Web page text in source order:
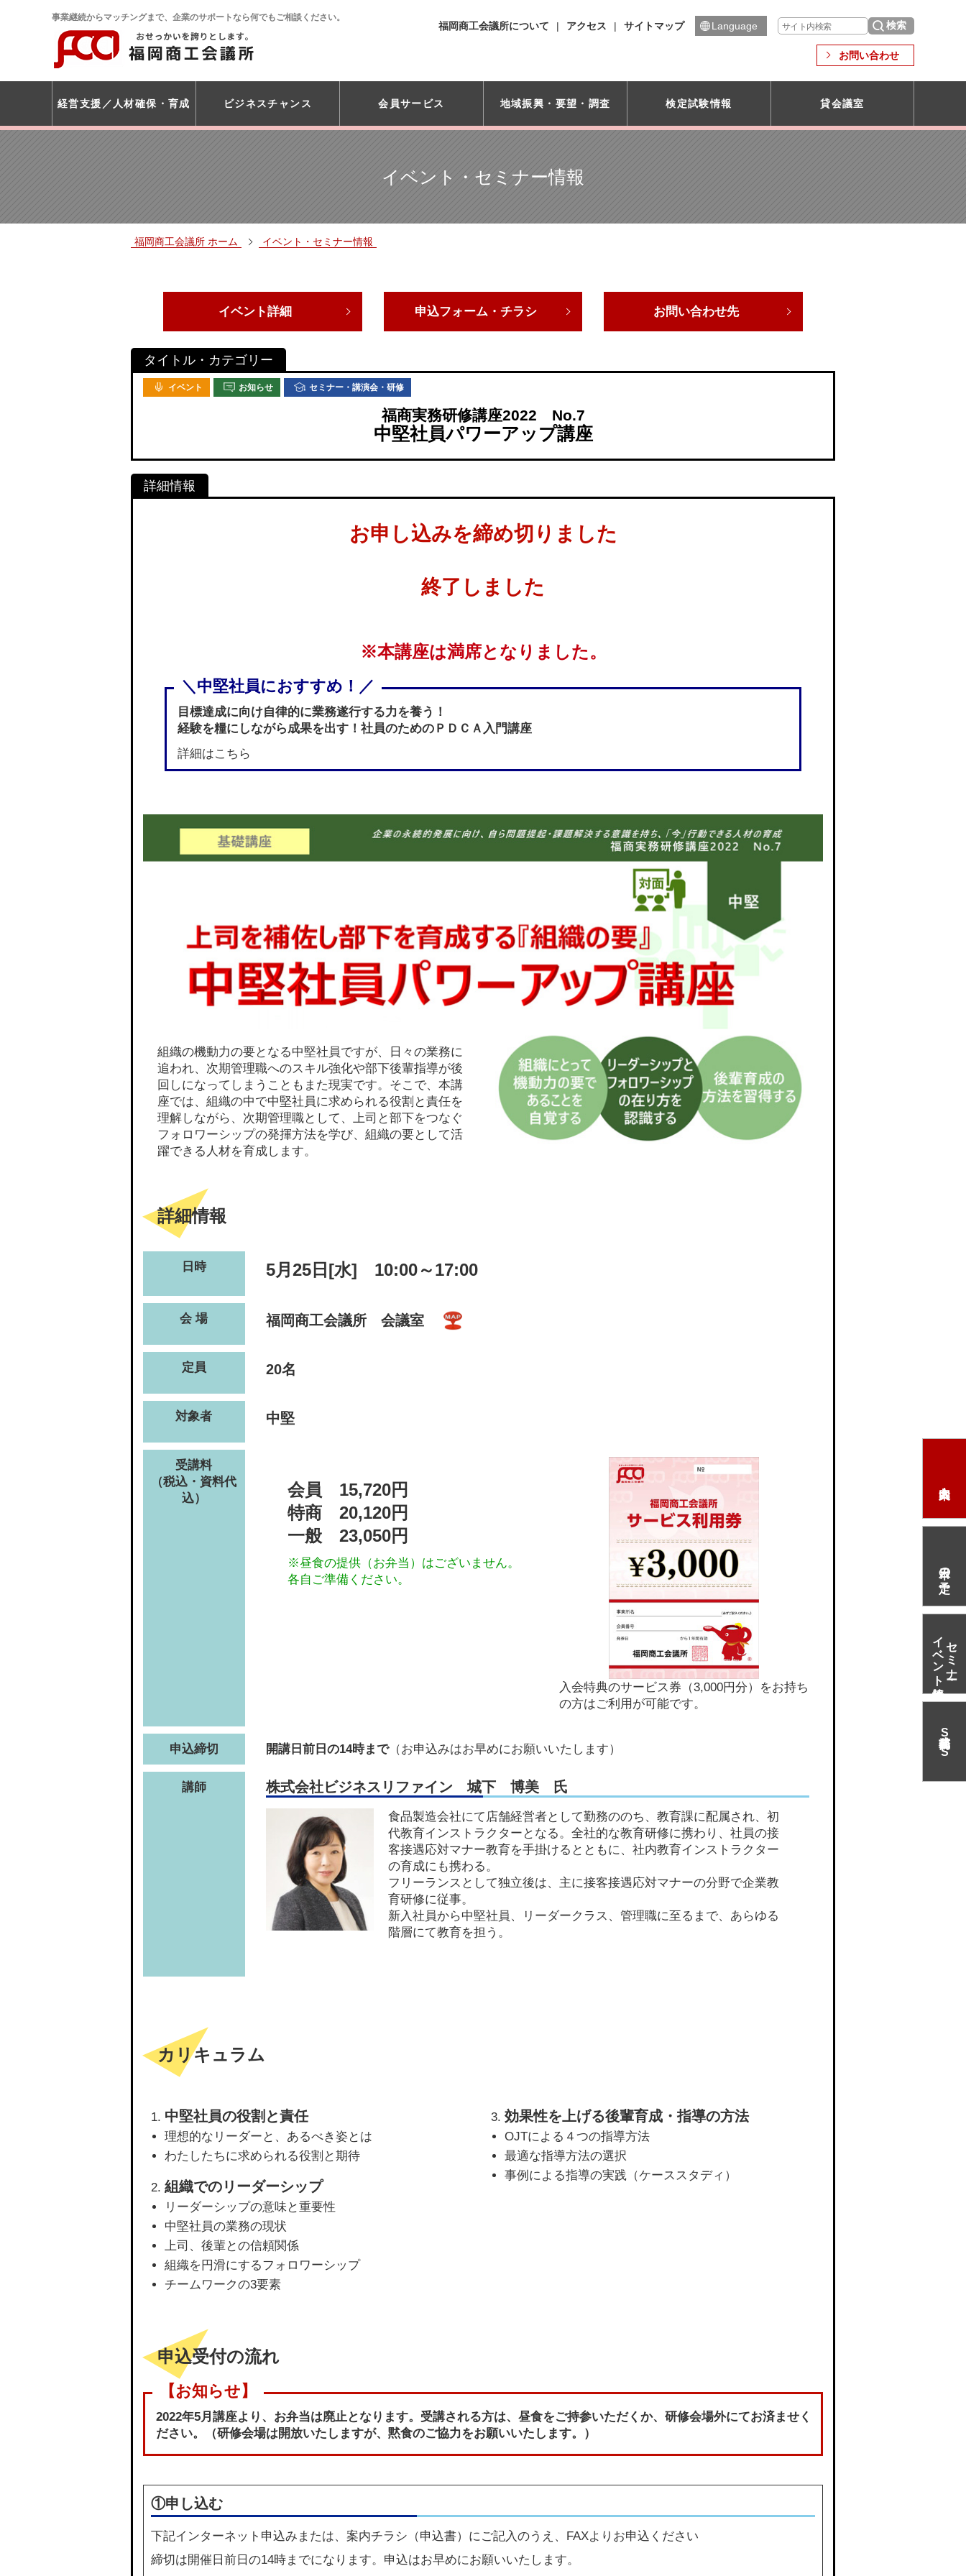
事業継続からマッチングまで、企業のサポートなら何でもご相談ください。
福岡商工会議所について アクセス サイトマップ Language
お問い合わせ
経営支援 人材確保・育成 ビジネスチャンス 会員サービス 地域振興・ 要望・調査 検定試験情報 貸会議室
本日の予定
セミナー・
イベント情報
S
N
S
イベント・セミナー情報
福岡商工会議所 ホーム イベント・セミナー情報
イベント詳細 申込フォーム・チラシ お問い合わせ先
イベント お知らせ セミナー・講演会・研修
福商実務研修講座2022 No.7
中堅社員パワーアップ講座
お申し込みを締め切りました
終了しました
※本講座は満席となりました。
目標達成に向け自律的に業務遂行する力を養う！
経験を糧にしながら成果を出す！社員のためのＰＤＣＡ入門講座
詳細はこちら
組織の機動力の要となる中堅社員ですが、日々の業務に
追われ、次期管理職へのスキル強化や部下後輩指導が後
回しになってしまうこともまた現実です。そこで、本講
座では、組織の中で中堅社員に求められる役割と責任を
理解しながら、次期管理職として、上司と部下をつなぐ
フォロワーシップの発揮方法を学び、組織の要として活
躍できる人材を育成します。
詳細情報
日時 5月25日[水] 10:00～17:00
会 場 福岡商工会議所 会議室
定員 20名
対象者 中堅
受講料
（税込・資料代
込）
会員 15,720円
特商 20,120円
一般 23,050円
※昼食の提供（お弁当）はございません。
各自ご準備ください。
入会特典のサービス券（3,000円分）をお持ち
の方はご利用が可能です。
申込締切 開講日前日の14時まで（お申込みはお早めにお願いいたします）
講師 株式会社ビジネスリファイン 城下 博美 氏
食品製造会社にて店舗経営者として勤務ののち、教育課に配属され、初
代教育インストラクターとなる。全社的な教育研修に携わり、社員の接
客接遇応対マナー教育を手掛けるとともに、社内教育インストラクター
の育成にも携わる。
フリーランスとして独立後は、主に接客接遇応対マナーの分野で企業教
育研修に従事。
新入社員から中堅社員、リーダークラス、管理職に至るまで、あらゆる
階層にて教育を担う。
カリキュラム
中堅社員の役割と責任
理想的なリーダーと、あるべき姿とは
わたしたちに求められる役割と期待
組織でのリーダーシップ
リーダーシップの意味と重要性
中堅社員の業務の現状
上司、後輩との信頼関係
組織を円滑にするフォロワーシップ
チームワークの3要素
効果性を上げる後輩育成・指導の方法
OJTによる４つの指導方法
最適な指導方法の選択
事例による指導の実践（ケーススタディ）
申込受付の流れ
2022年5月講座より、お弁当は廃止となります。受講される方は、昼食をご持参いただくか、研修会場外にてお済ませく
ださい。（研修会場は開放いたしますが、黙食のご協力をお願いいたします。）
①申し込む
下記インターネット申込み または、 案内チラシ（申込書） にご記入のうえ、FAXよりお申込ください
締切は開催日前日の14時までになります。申込はお早めにお願いいたします。